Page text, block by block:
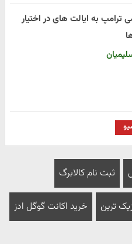
ترامپ به ایالت های در اختیار
ثبت نام کالابرگ
ترین خرید اکانت گوگل ادز